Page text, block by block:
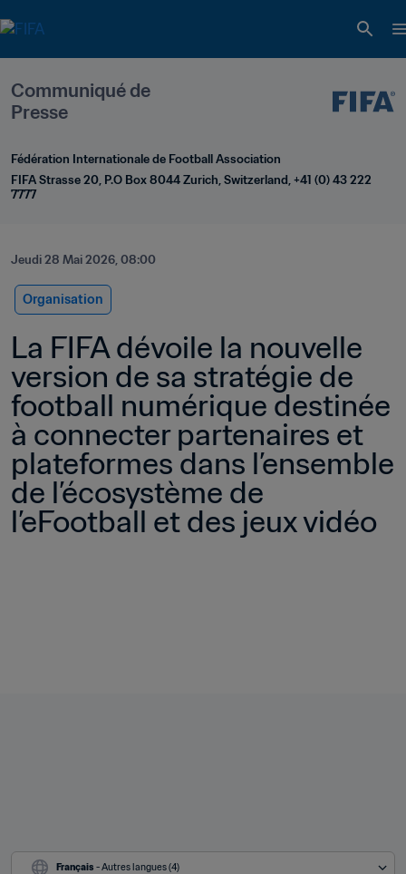
Communiqué de
Presse
Fédération Internationale de Football Association
FIFA Strasse 20, P.O Box 8044 Zurich, Switzerland, +41 (0) 43 222
7777
Jeudi 28 Mai 2026, 08:00
Organisation
La FIFA dévoile la nouvelle
version de sa stratégie de
football numérique destinée
à connecter partenaires et
plateformes dans l’ensemble
de l’écosystème de
l’eFootball et des jeux vidéo
Français - Autres langues (4)